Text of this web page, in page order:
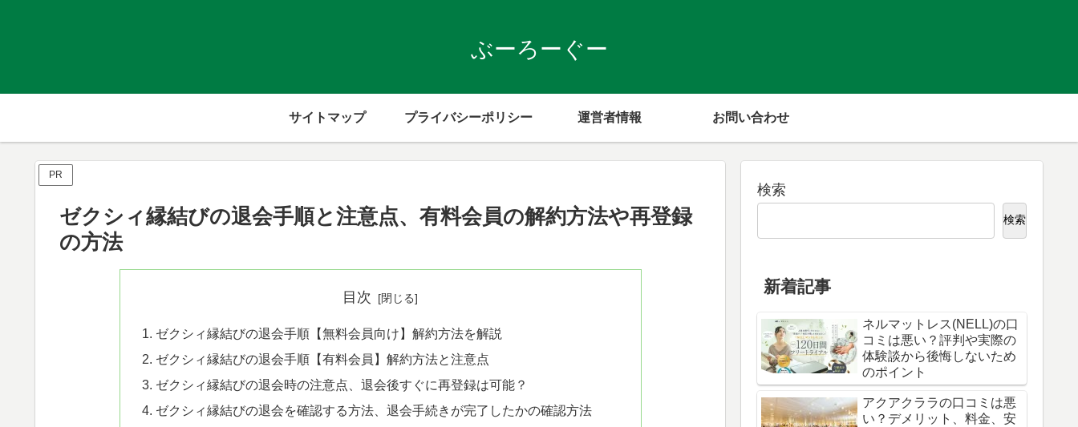
ぶーろーぐー
サイトマップ プライバシーポリシー 運営者情報 お問い合わせ
PR
ゼクシィ縁結びの退会手順と注意点、有料会員の解約方法や再登録
の方法
目次
ゼクシィ縁結びの退会手順【無料会員向け】解約方法を解説
ゼクシィ縁結びの退会手順【有料会員】解約方法と注意点
ゼクシィ縁結びの退会時の注意点、退会後すぐに再登録は可能？
ゼクシィ縁結びの退会を確認する方法、退会手続きが完了したかの確認方法
検索
検索
新着記事
ネルマットレス(NELL)の口
コミは悪い？評判や実際の
体験談から後悔しないため
のポイント
アクアクララの口コミは悪
い？デメリット、料金、安